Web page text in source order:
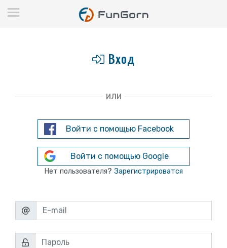
Вход
ИЛИ
Войти с помощью Facebook
Войти с помощью Google
Нет пользователя? Зарегистрироватся